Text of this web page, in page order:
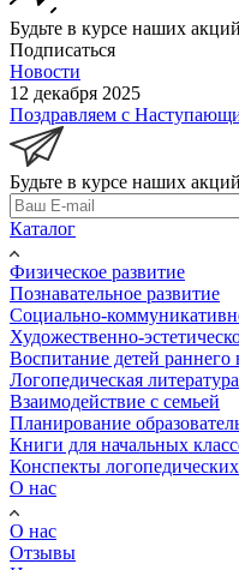
Будьте в курсе наших
Подписаться
Новости
12 декабря 2025
Поздравляем с
Будьте в курсе наших
Каталог
Физическое развитие
Познавательное развитие
Социально-
Художественно-
Воспитание детей раннего
Логопедическая литература
Взаимодействие с семьей
Планирование
Книги для начальных
Конспекты
О нас
О нас
Отзывы